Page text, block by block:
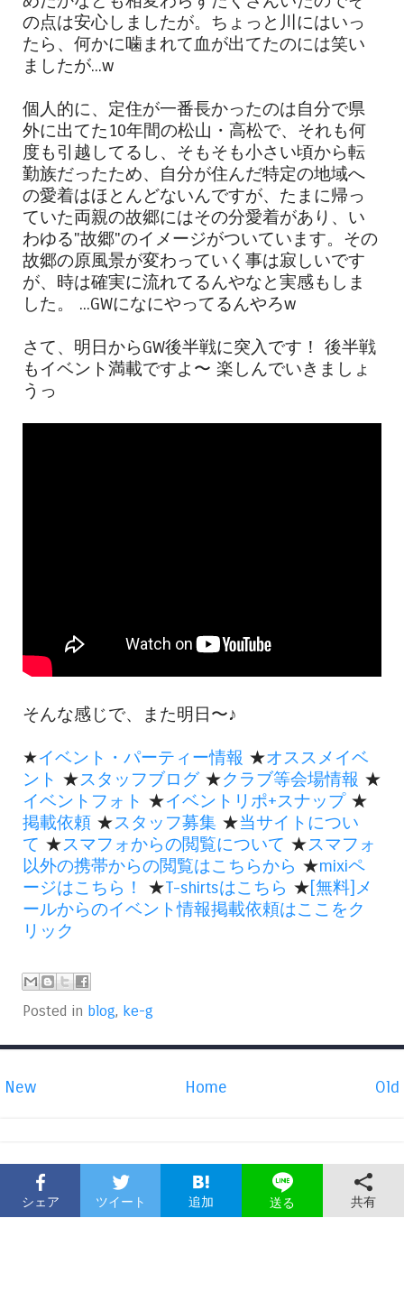
の点は安心しましたが。ちょっと川にはいっ
たら、何かに噛まれて血が出てたのには笑い
ましたが...w
個人的に、定住が一番長かったのは自分で県
外に出てた10年間の松山・高松で、それも何
度も引越してるし、そもそも小さい頃から転
勤族だったため、自分が住んだ特定の地域へ
の愛着はほとんどないんですが、たまに帰っ
ていた両親の故郷にはその分愛着があり、い
わゆる"故郷"のイメージがついています。その
故郷の原風景が変わっていく事は寂しいです
が、時は確実に流れてるんやなと実感もしま
した。 ...GWになにやってるんやろw
さて、明日からGW後半戦に突入です！ 後半戦
もイベント満載ですよ〜 楽しんでいきましょ
うっ
そんな感じで、また明日〜♪
★イベント・パーティー情報 ★オススメイベ
ント ★スタッフブログ ★クラブ等会場情報 ★
イベントフォト ★イベントリポ+スナップ★
掲載依頼 ★スタッフ募集 ★当サイトについ
て ★スマフォからの閲覧について ★スマフォ
以外の携帯からの閲覧はこちらから ★mixiペ
ージはこちら！
★T-shirtsはこちら ★[無料]メ
ールからのイベント情報掲載依頼はここをク
リック
Posted in blog, ke-g
New Old
Home
シェア ツイート 追加 送る 共有